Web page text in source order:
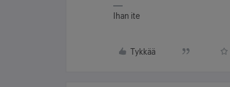
Ihan ite
Tykkää